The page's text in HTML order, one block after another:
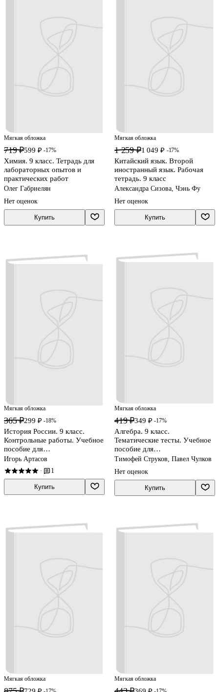
Мягкая обложка
719 ₽599 ₽ -17%
Химия. 9 класс. Тетрадь для
лабораторных опытов и
практических работ
Олег Габриелян
Нет оценок
Купить
Мягкая обложка
1 259 ₽1 049 ₽ -17%
Китайский язык. Второй
иностранный язык. Рабочая
тетрадь. 9 класс
Александра Сизова, Чэнь Фу
Нет оценок
Купить
Мягкая обложка
365 ₽299 ₽ -18%
История России. 9 класс.
Контрольные работы. Учебное
пособие для
общеобразовательных
организаций
Игорь Артасов
· 1
Купить
Мягкая обложка
419 ₽349 ₽ -17%
Алгебра. 9 класс.
Тематические тесты. Учебное
пособие для
общеобразовательных
Тимофей Струков, Павел Чулков
Нет оценок
Купить
Мягкая обложка Мягкая обложка